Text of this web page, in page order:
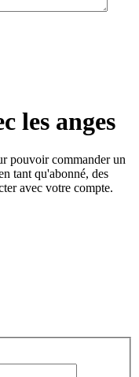
les anges
pouvoir commander un
tant qu'abonné, des
avec votre compte.